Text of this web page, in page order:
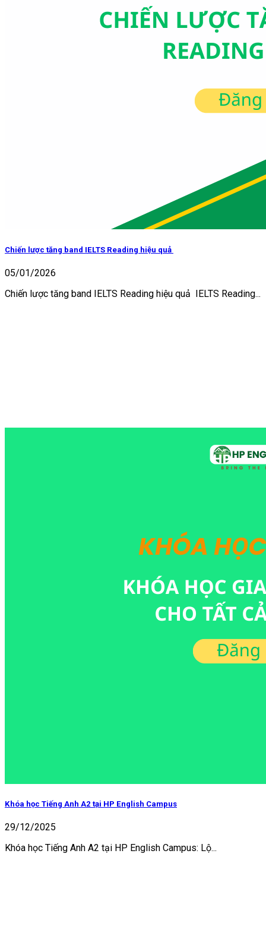
Chiến lược tăng band IELTS Reading hiệu quả
05/01/2026
Chiến lược tăng band IELTS Reading hiệu quả IELTS Reading...
Khóa học Tiếng Anh A2 tại HP English Campus
29/12/2025
Khóa học Tiếng Anh A2 tại HP English Campus: Lộ...